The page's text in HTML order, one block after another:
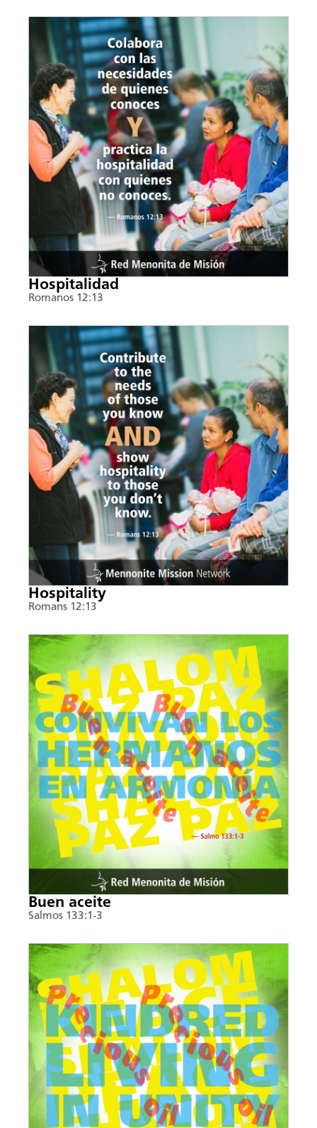
Hospitalidad
Romanos 12:13
Hospitality
Romans 12:13
Buen aceite
Salmos 133:1-3